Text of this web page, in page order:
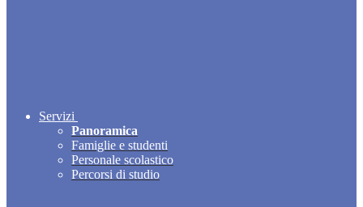
Servizi
Panoramica
Famiglie e studenti
Personale scolastico
Percorsi di studio